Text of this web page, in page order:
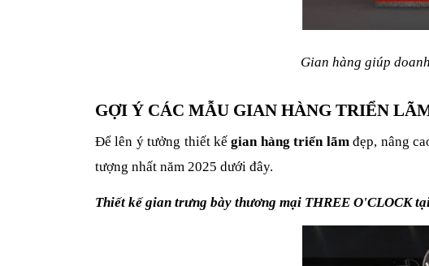
Gian hàng giúp
GỢI Ý CÁC MẪU GIAN HÀNG TRIỂN
Để lên ý tưởng thiết kếgian hàng triển lãmđẹp, nâng
tượng nhất năm 2025 dưới đây.
Thiết kế gian trưng bày thương mại THREE O'CLOCK